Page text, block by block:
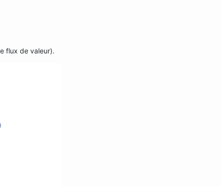
flux de valeur).